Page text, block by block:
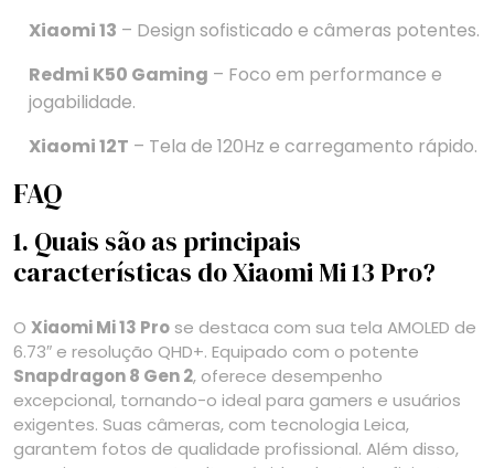
Xiaomi 13 – Design sofisticado e câmeras potentes.
Redmi K50 Gaming – Foco em performance e
jogabilidade.
Xiaomi 12T – Tela de 120Hz e carregamento rápido.
FAQ
1. Quais são as principais
características do Xiaomi Mi 13 Pro?
O Xiaomi Mi 13 Pro se destaca com sua tela AMOLED de
6.73″ e resolução QHD+. Equipado com o potente
Snapdragon 8 Gen 2, oferece desempenho
excepcional, tornando-o ideal para gamers e usuários
exigentes. Suas câmeras, com tecnologia Leica,
garantem fotos de qualidade profissional. Além disso,